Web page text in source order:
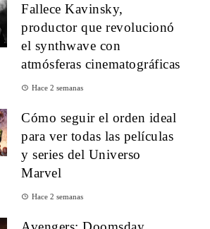
Fallece Kavinsky,
productor que revolucionó
el synthwave con
atmósferas cinematográficas
Hace 2 semanas
Cómo seguir el orden ideal
para ver todas las películas
y series del Universo
Marvel
Hace 2 semanas